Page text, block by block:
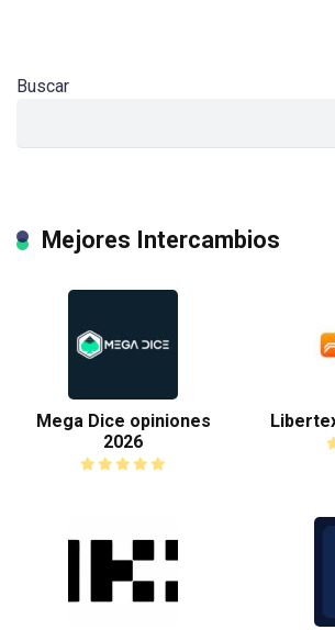
Buscar
Mejores Intercambios
Mega Dice opiniones
2026